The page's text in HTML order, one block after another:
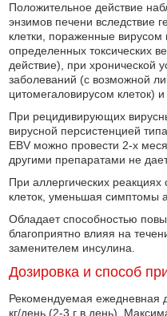
Положительное действие
энзимов печени вследствие
клетки, пораженные вирусом
определенных токсических
действие), при хронической
заболеваний (с возможной
цитомегаловирусом клеток)
При рецидивирующих
вирусной персистенцией
EBV можно провести 2-х
другими препаратами не
При аллергических
клеток, уменьшая симптомы
Обладает способностью
благоприятно влияя на
заменителем инсулина.
Дозировка и способ
Рекомендуемая ежедневная
кг/день (2-3 г в день),